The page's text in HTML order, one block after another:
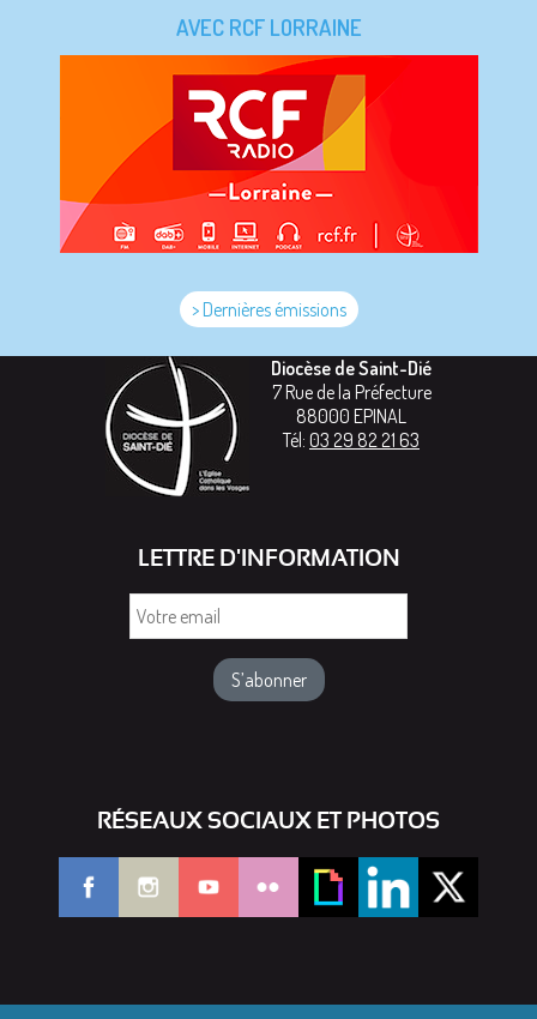
AVEC RCF LORRAINE
> Dernières émissions
Diocèse de Saint-Dié
7 Rue de la Préfecture
88000 EPINAL
Tél: 03 29 82 21 63
LETTRE D'INFORMATION
RÉSEAUX SOCIAUX ET PHOTOS